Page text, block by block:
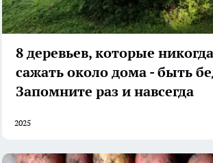
8 деревьев, которые
сажать около дома - быть
Запомните раз и навсегда
2025